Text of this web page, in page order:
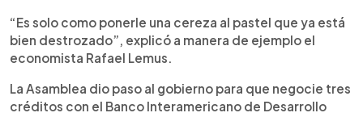
“Es solo como ponerle una cereza al pastel que ya está
bien destrozado”, explicó a manera de ejemplo el
economista Rafael Lemus.
La Asamblea dio paso al gobierno para que negocie tres
créditos con el Banco Interamericano de Desarrollo